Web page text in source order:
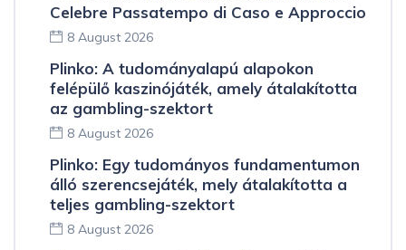
Celebre Passatempo di Caso e Approccio
8 August 2026
Plinko: A tudományalapú alapokon
felépülő kaszinójáték, amely átalakította
az gambling-szektort
8 August 2026
Plinko: Egy tudományos fundamentumon
álló szerencsejáték, mely átalakította a
teljes gambling-szektort
8 August 2026